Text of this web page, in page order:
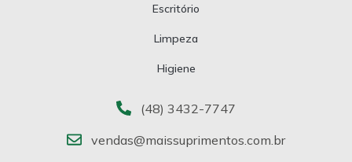
Escritório
Limpeza
Higiene
(48) 3432-7747
vendas@maissuprimentos.com.br